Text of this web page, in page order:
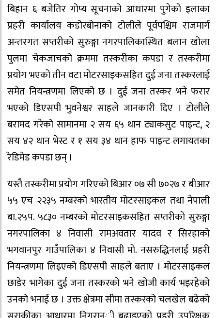
बिहान ६ बजेतिर गोप्य सूचनाको आधारमा पुगेको इलाका
प्रहरी कार्यालय कडोरबोनाको टोलीले पूर्वपश्चिम राजमार्ग
अन्तरगत सप्तरीको सुरुङ्गा नगरपालिकास्थित बलान खोला
पुलमा चेकजाचको क्रममा तस्करीका कपडा र तस्करीमा
प्रयोग भएको तीन वटा मोटरसाइकसहित दुई जना तस्करलाई
समेत नियन्त्रणमा लिएको छ । दुई जना तस्कर भने फरार
भएको डिएसपी भुवनेश्वर साहले जानकारी दिए । टोलीले
बरामद गरेको सामानमा २ सय ६५ थान ट्याकसुट पाइन्ट, २
सय ४२ थान भेस्ट र १ सय ३४ थान हाफ पाइन्ट लगायतका
रेडिमेड कपडा छन् ।
यस्तै तस्करीमा प्रयोग गरिएको बिआर ०७ सी ७०२७ र बीआर
५५ एच २२३५ नम्बरको भारतीय मोटरसाइकल तथा नेपाली
बा.२५प. ५८३० नम्बरको मोटरसाइकसहित सप्तरीको सुरुङ्गा
नगरपालिका ४ निवासी रामअवतार यादव र सिरहाको
भगवानपुर गाउँपालिका ४ निवासी मो. नसरुद्धिनलाई प्रहरी
नियन्त्रणमा लिइएको डिएसपी साहले बताए । मोटरसाइकल
छाडेर भागेका दुई जना तस्करको भने खोजी कार्य भइरहेको
उनको भनाई छ । उक्त क्षेत्रमा सीमा तस्करको चलखेल बढेको